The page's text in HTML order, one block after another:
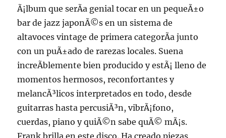
Ã¡lbum que serÃ­a genial tocar en un pequeÃ±o
bar de jazz japonÃ©s en un sistema de
altavoces vintage de primera categorÃ­a junto
con un puÃ±ado de rarezas locales. Suena
increÃ­blemente bien producido y estÃ¡ lleno de
momentos hermosos, reconfortantes y
melancÃ³licos interpretados en todo, desde
guitarras hasta percusiÃ³n, vibrÃ¡fono,
cuerdas, piano y quiÃ©n sabe quÃ© mÃ¡s.